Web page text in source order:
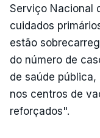
Serviço Nacional
cuidados
estão
do número de
de saúde
nos centros de
reforçados".